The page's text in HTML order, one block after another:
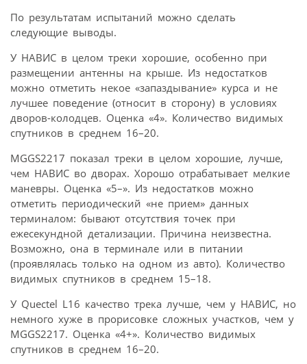
По результатам испытаний можно сделать
следующие выводы.
У НАВИС в целом треки хорошие, особенно при
размещении антенны на крыше. Из недостатков
можно отметить некое «запаздывание» курса и не
лучшее поведение (относит в сторону) в условиях
дворов-колодцев. Оценка «4». Количество видимых
спутников в среднем 16–20.
MGGS2217 показал треки в целом хорошие, лучше,
чем НАВИС во дворах. Хорошо отрабатывает мелкие
маневры. Оценка «5–». Из недостатков можно
отметить периодический «не прием» данных
терминалом: бывают отсутствия точек при
ежесекундной детализации. Причина неизвестна.
Возможно, она в терминале или в питании
(проявлялась только на одном из авто). Количество
видимых спутников в среднем 15–18.
У Quectel L16 качество трека лучше, чем у НАВИС, но
немного хуже в прорисовке сложных участков, чем у
MGGS2217. Оценка «4+». Количество видимых
спутников в среднем 16–20.